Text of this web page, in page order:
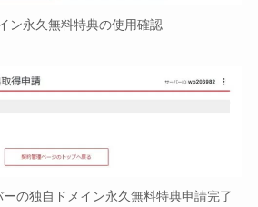
ン永久無料特典の使用確認
の独自ドメイン永久無料特典申請完了